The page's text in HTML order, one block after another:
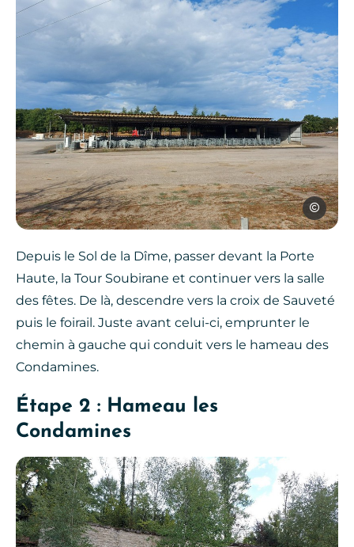
OTOA
Depuis le Sol de la Dîme, passer devant la Porte
Haute, la Tour Soubirane et continuer vers la salle
des fêtes. De là, descendre vers la croix de Sauveté
puis le foirail. Juste avant celui-ci, emprunter le
chemin à gauche qui conduit vers le hameau des
Condamines.
Étape 2 : Hameau les
Condamines